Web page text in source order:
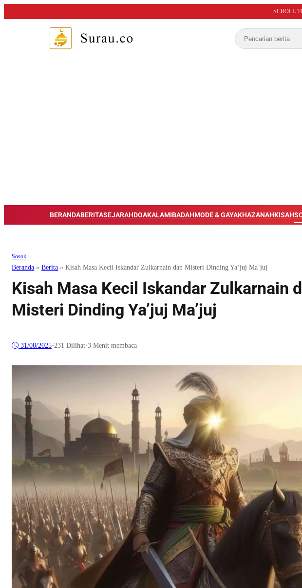
SCROLL
BERANDABERITASEJARAHDOAKALAMIBADAHMODE & GAYAKHAZANAHKISAH
Sosok
Beranda » Berita » Kisah Masa Kecil Iskandar Zulkarnain dan Misteri Dinding Ya’juj Ma’juj
Kisah Masa Kecil Iskandar Zulkarnain
Misteri Dinding Ya’juj Ma’juj
31/08/2025•231 Dilihat•3 Menit membaca